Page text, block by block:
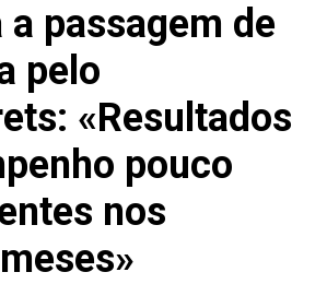
passagem de
pelo
«Resultados
pouco
nos